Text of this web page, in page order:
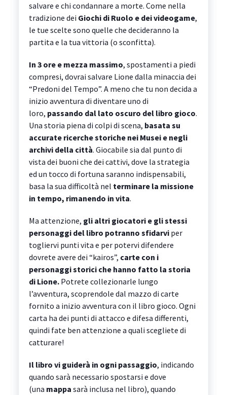
salvare e chi condannare a morte. Come nella
tradizione dei Giochi di Ruolo e dei videogame,
le tue scelte sono quelle che decideranno la
partita e la tua vittoria (o sconfitta).
In 3 ore e mezza massimo, spostamenti a piedi
compresi, dovrai salvare Lione dalla minaccia dei
“Predoni del Tempo”. A meno che tu non decida a
inizio avventura di diventare uno di
loro, passando dal lato oscuro del libro gioco.
Una storia piena di colpi di scena, basata su
accurate ricerche storiche nei Musei e negli
archivi della città. Giocabile sia dal punto di
vista dei buoni che dei cattivi, dove la strategia
ed un tocco di fortuna saranno indispensabili,
basa la sua difficoltà nel terminare la missione
in tempo, rimanendo in vita.
Ma attenzione, gli altri giocatori e gli stessi
personaggi del libro potranno sfidarviper
togliervi punti vita e per potervi difendere
dovrete avere dei “kairos”, carte con i
personaggi storici che hanno fatto la storia
di Lione.Potrete collezionarle lungo
l’avventura, scoprendole dal mazzo di carte
fornito a inizio avventura con il libro gioco. Ogni
carta ha dei punti di attacco e difesa differenti,
quindi fate ben attenzione a quali scegliete di
catturare!
Il libro vi guiderà in ogni passaggio, indicando
quando sarà necessario spostarsi e dove
(una mappa sarà inclusa nel libro), quando